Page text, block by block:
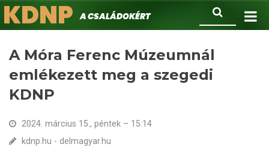
Ugrás
a
Keresés
KDNPA családokért.
A Móra Ferenc Múzeumnál
emlékezett meg a szegedi
KDNP
2024. március 15., péntek – 15:14
kdnp.hu - delmagyar.hu